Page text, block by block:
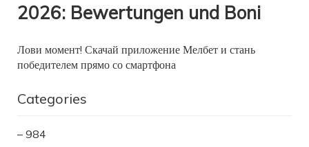
2026: Bewertungen und Boni
Лови момент! Скачай приложение Мелбет и стань
победителем прямо со смартфона
Categories
– 984